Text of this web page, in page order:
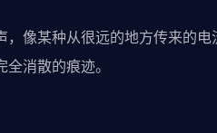
，像某种从很远的地方传来的电
消散的痕迹。